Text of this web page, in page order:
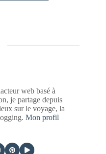
web basé à
je partage depuis
sur le voyage, la
Mon profil